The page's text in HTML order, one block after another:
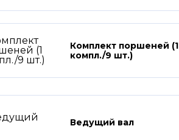
Комплект поршеней (1
компл./9 шт.)
Ведущий вал